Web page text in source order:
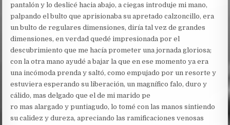
pantalón y lo deslicé hacia abajo, a ciegas introduje mi mano,
palpando el bulto que aprisionaba su apretado calzoncillo, era
un bulto de regulares dimensiones, diría tal vez de grandes
dimensiones, en verdad quedé impresionada por el
descubrimiento que me hacía prometer una jornada gloriosa;
con la otra mano ayudé a bajar la que en ese momento ya era
una incómoda prenda y saltó, como empujado por un resorte y
estuviera esperando su liberación, un magnífico falo, duro y
cálido, mas delgado que el de mi marido pe
ro mas alargado y puntiagudo, lo tomé con las manos sintiendo
su calidez y dureza, apreciando las ramificaciones venosas